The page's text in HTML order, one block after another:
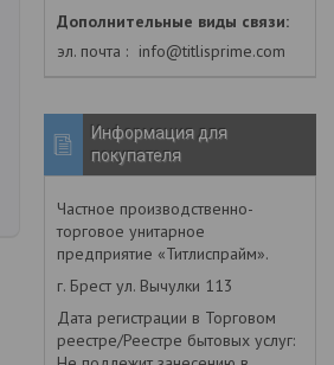
эл. почта info@titlisprime.com
Информация для
покупателя
Частное производственно-
торговое унитарное
предприятие «Титлиспрайм».
г. Брест ул. Вычулки 113
Дата регистрации в Торговом
реестре/Реестре бытовых услуг: